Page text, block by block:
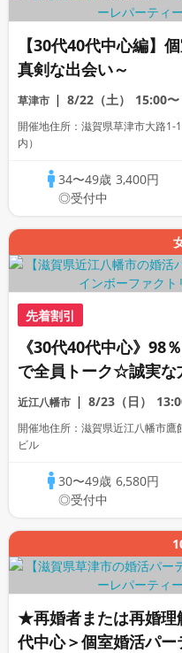
【30代40代中心編】
真剣な出会い～
草津市 8/22（土） 15:00〜
開催地住所：滋賀県草津市大路
内）
34〜49歳 3,400円
◎受付中
先着割引
《30代40代中心》98
で全員トーク☆誠実な
ー
近江八幡市 8/23（日）
開催地住所：滋賀県近江八幡市
ビル
30〜49歳 6,580円
◎受付中
★再婚者または再婚
代中心＞個室婚活パ